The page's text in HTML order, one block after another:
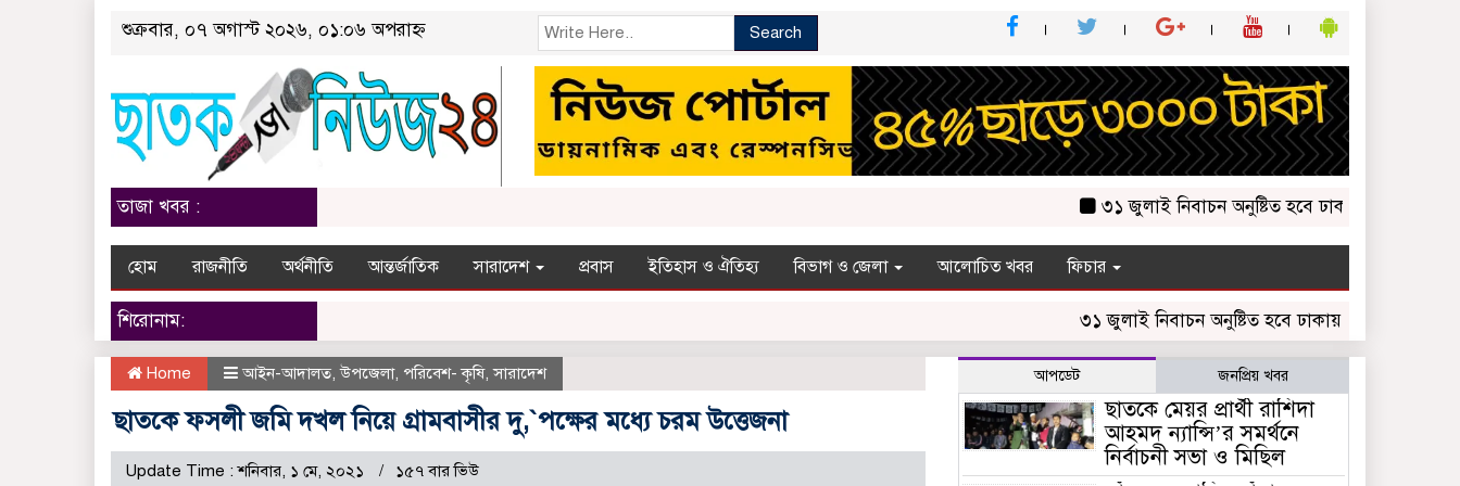
শুক্রবার, ০৭ অগাস্ট ২০২৬, ০১:০৬ অপরাহ্ন Search
তাজা খবর : ৩১ জুলাই নিবাচন অনু‌ষ্টিত হ‌বে ঢাকায় জালালাবাদ
হোম রাজনীতি অর্থনীতি আন্তর্জাতিক সারাদেশ প্রবাস ইতিহাস ও ঐতিহ্য বিভাগ ও জেলা আলোচিত খবর ফিচার
শিরোনাম: ৩১ জুলাই নিবাচন অনু‌ষ্টিত হ‌বে ঢাকায় জালালাবাদ
Home আইন-আদালত,উপজেলা, পরিবেশ- কৃষি,সারাদেশ
ছাতকে ফসলী জমি দখল নিয়ে গ্রামবাসীর দু,`প‌ক্ষের ম‌ধ্যে চরম উত্তেজনা
Update Time : শনিবার, ১ মে, ২০২১ ১৫৭ বার ভিউ
আপডেট জনপ্রিয় খবর
ছাতকে মেয়র প্রার্থী রাশিদা
আহমদ ন্যান্সি’র সমর্থনে
নির্বাচনী সভা ও মিছিল